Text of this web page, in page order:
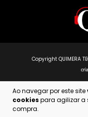
Ao navegar por este site
cookiespara agilizar a
compra.
Copyright QUIMERA